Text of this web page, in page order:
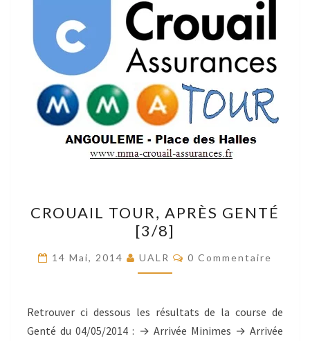
TOUR,
APRÈS
GENTÉ
[3/8]
CROUAIL TOUR, APRÈS GENTÉ
[3/8]
14 Mai, 2014 UALR Commentaires
0 Commentaire
Retrouver ci dessous les résultats de la course de
Genté du 04/05/2014 : → Arrivée Minimes → Arrivée